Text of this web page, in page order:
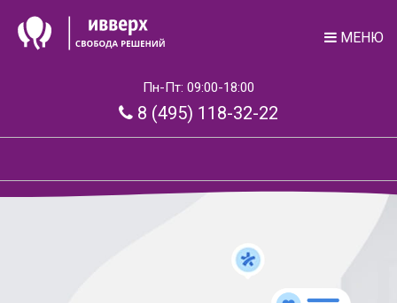
МЕНЮ
Пн-Пт: 09:00-18:00
8 (495) 118-32-22